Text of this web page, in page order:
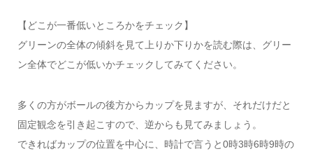
【どこが一番低いところかをチェック】
グリーンの全体の傾斜を見て上りか下りかを読む際は、グリー
ン全体でどこが低いかチェックしてみてください。
多くの方がボールの後方からカップを見ますが、それだけだと
固定観念を引き起こすので、逆からも見てみましょう。
できればカップの位置を中心に、時計で言うと0時3時6時9時の